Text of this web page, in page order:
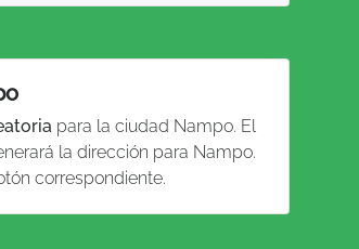
para la ciudad Nampo. El
la dirección para Nampo.
correspondiente.